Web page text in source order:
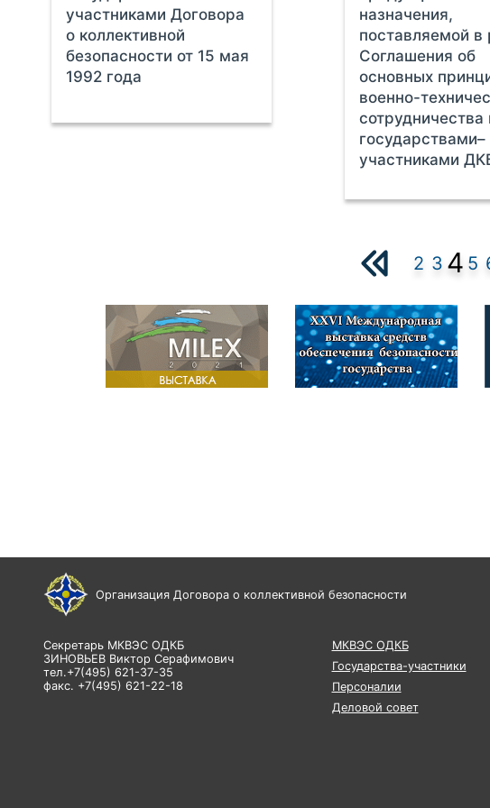
участниками Договора
о коллективной
безопасности от 15 мая
1992 года
назначения,
поставляемой в
Соглашения об
основных
военно-
государствами–
участниками
2 3 4 5
Организация Договора о коллективной безопасности
Секретарь МКВЭС ОДКБ
ЗИНОВЬЕВ Виктор Серафимович
тел.+7(495) 621-37-35
факс. +7(495) 621-22-18
МКВЭС ОДКБ
Государства-участники
Персоналии
Деловой совет